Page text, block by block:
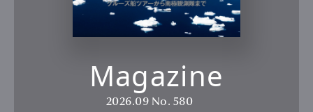
Magazine
2026.09 No. 580